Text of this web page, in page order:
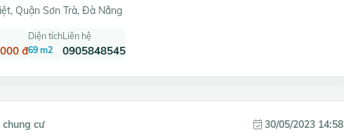
Quận Sơn Trà, Đà Nẵng
đ
Diện tích
69 m2
Liên hệ
0905848545
chung cư 30/05/2023 14:58